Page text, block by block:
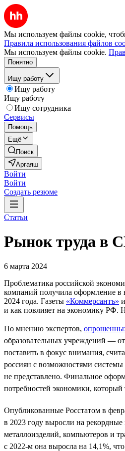
Мы используем файлы cookie,
Правила использования файлов
Мы используем файлы cookie.
Понятно
Ищу работу
Ищу работу
Ищу работу
Ищу сотрудника
Сервисы
Помощь
Ещё
Поиск
Аргаяш
Войти
Войти
Создать резюме
Статьи
Рынок труда в
6 марта 2024
Проблематика российской
компаний получила оформление в
2024 года. Газеты «Коммерсантъ» и
и как повлияет на экономику РФ.
По мнению экспертов,
образовательных учреждений —
поставить в фокус внимания,
россиян с возможностями
не представлено. Финальное
потребностей экономики,
Опубликованные Росстатом в
в 2023 году выросли на рекордные
металлоизделий, компьютеров и
с 2022-м она выросла на 14,1%,